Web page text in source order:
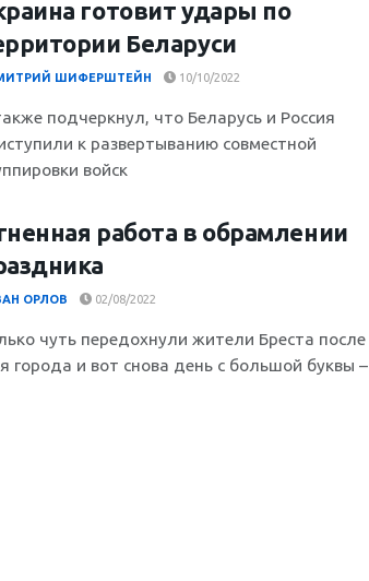
готовит удары по
Беларуси
ШИФЕРШТЕЙН 10/10/2022
подчеркнул, что Беларусь и Россия
к развертыванию совместной
войск
работа в обрамлении
ОРЛОВ 02/08/2022
чуть передохнули жители Бреста после
города и вот снова день с большой буквы –